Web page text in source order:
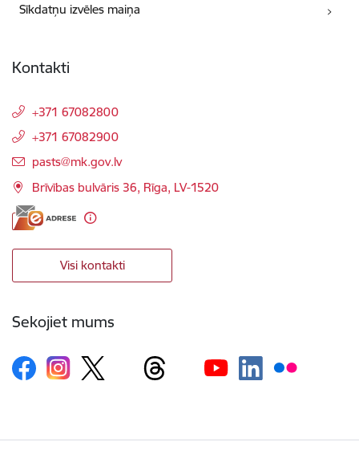
Sīkdatņu izvēles maiņa
Kontakti
+371 67082800
+371 67082900
E-pasts:
pasts@mk.gov.lv
Brīvības bulvāris 36, Rīga, LV-1520
Visi kontakti
Sekojiet mums